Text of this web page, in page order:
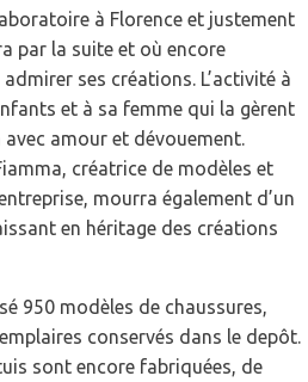
à Florence et justement
par la suite et où encore
ses créations. L’activité à
et à sa femme qui la gèrent
amour et dévouement.
créatrice de modèles et
mourra également d’un
en héritage des créations
950 modèles de chaussures,
conservés dans le depôt.
sont encore fabriquées, de